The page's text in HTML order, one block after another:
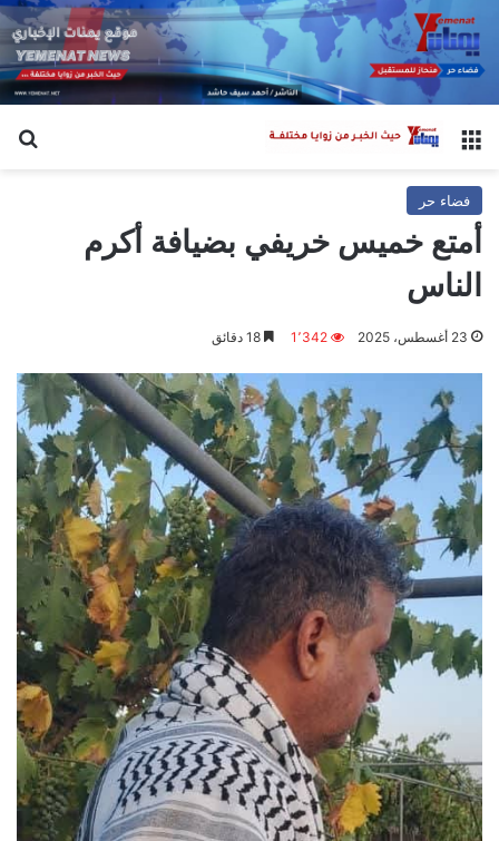
القائمة
فضاء حر
أمتع خميس خريفي بضيافة أكرم
الناس
23 أغسطس، 2025 1٬342